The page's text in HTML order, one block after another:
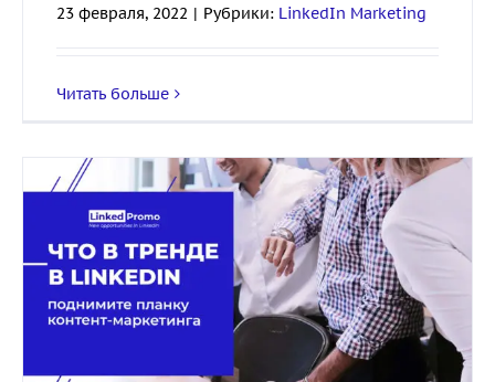
23 февраля, 2022 | Рубрики: LinkedIn Marketing
Читать больше
Что в тренде: поднимите
планку контент-
маркетинга в LinkedIn